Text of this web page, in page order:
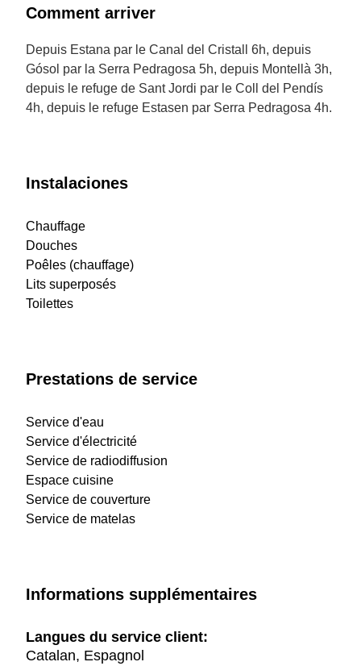
Comment arriver
Depuis Estana par le Canal del Cristall 6h, depuis
Gósol par la Serra Pedragosa 5h, depuis Montellà 3h,
depuis le refuge de Sant Jordi par le Coll del Pendís
4h, depuis le refuge Estasen par Serra Pedragosa 4h.
Instalaciones
Chauffage
Douches
Poêles (chauffage)
Lits superposés
Toilettes
Prestations de service
Service d'eau
Service d'électricité
Service de radiodiffusion
Espace cuisine
Service de couverture
Service de matelas
Informations supplémentaires
Langues du service client:
Catalan, Espagnol